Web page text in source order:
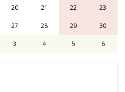
20 21 22 23
27 28 29 30
3 4 5 6